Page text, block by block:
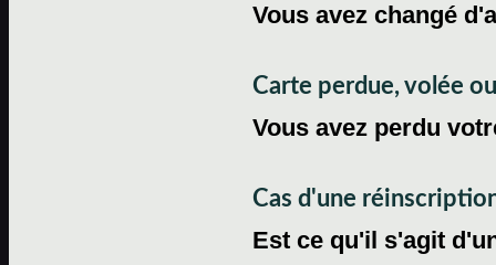
Vous avez changé
Carte perdue, volée
Vous avez perdu
Cas d'une
Est ce qu'il s'agit